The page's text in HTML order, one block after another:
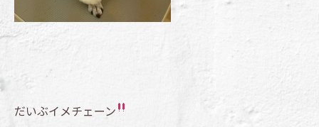
だいぶイメチェーン